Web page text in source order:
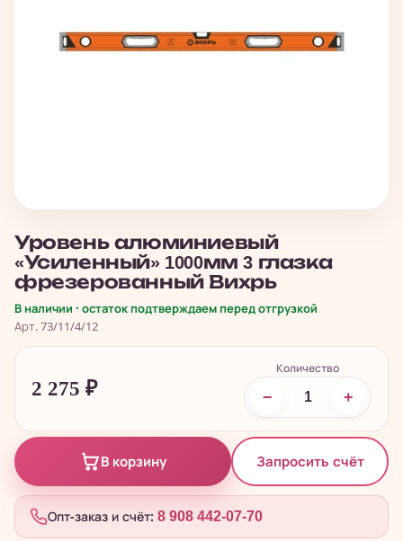
Уровень алюминиевый
«Усиленный» 1000мм 3 глазка
фрезерованный Вихрь
В наличии · остаток подтверждаем перед отгрузкой
Арт. 73/11/4/12
2 275 ₽
Количество
− +
В корзину Запросить счёт
Опт-заказ и счёт: 8 908 442-07-70